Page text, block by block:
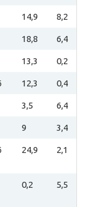
14,9 8,2
18,8 6,4
13,3 0,2
12,3 0,4
3,5 6,4
9 3,4
24,9 2,1
0,2 5,5